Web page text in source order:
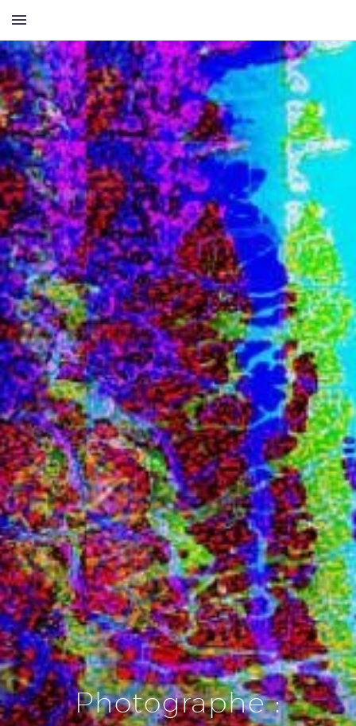
DEUTSCH
ENGLISH
Photographe :